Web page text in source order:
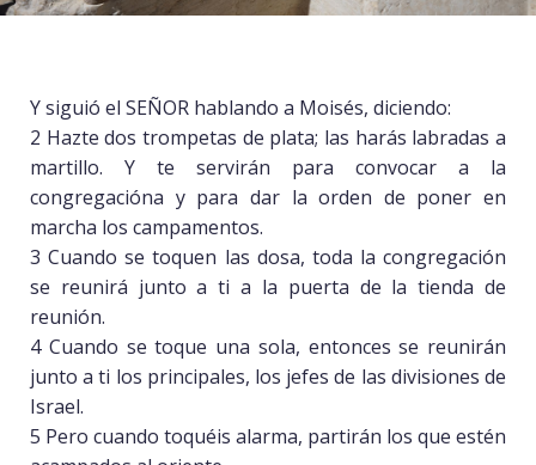
Y siguió el SEÑOR hablando a Moisés, diciendo:
2 Hazte dos trompetas de plata; las harás labradas a
martillo. Y te servirán para convocar a la
congregacióna y para dar la orden de poner en
marcha los campamentos.
3 Cuando se toquen las dosa, toda la congregación
se reunirá junto a ti a la puerta de la tienda de
reunión.
4 Cuando se toque una sola, entonces se reunirán
junto a ti los principales, los jefes de las divisiones de
Israel.
5 Pero cuando toquéis alarma, partirán los que estén